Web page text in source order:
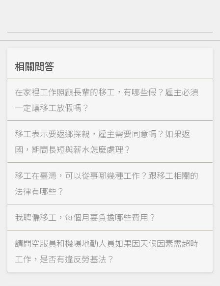
相關問答
在家裡工作照顧長輩的移工，有哪些假？雇主必須
一定讓移工放假嗎？
移工表示要返鄉探親，雇主需要同意嗎？如果返
國，期間長短與薪水怎麼處理？
移工在臺灣，可以從事哪幾種工作？跟移工相關的
法律有哪些？
我聘僱移工，每個月要負擔哪些費用？
請問空服員和機場地勤人員如果因天候因素需超時
工作，是否有違反勞基法？